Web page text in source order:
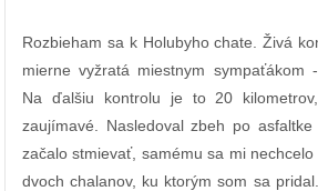
Rozbieham sa k Holubyho chate. Živá
mierne vyžratá miestnym sympaťákom
Na ďalšiu kontrolu je to 20
zaujímavé. Nasledoval zbeh po
začalo stmievať, samému sa mi
dvoch chalanov, ku ktorým som sa